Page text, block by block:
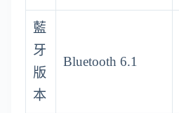
藍
牙
版
本
Bluetooth 6.1